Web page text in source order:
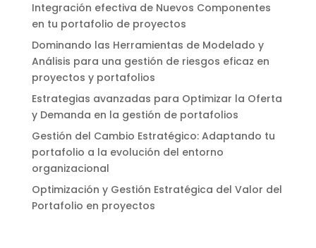
Integración efectiva de Nuevos Componentes
en tu portafolio de proyectos
Dominando las Herramientas de Modelado y
Análisis para una gestión de riesgos eficaz en
proyectos y portafolios
Estrategias avanzadas para Optimizar la Oferta
y Demanda en la gestión de portafolios
Gestión del Cambio Estratégico: Adaptando tu
portafolio a la evolución del entorno
organizacional
Optimización y Gestión Estratégica del Valor del
Portafolio en proyectos